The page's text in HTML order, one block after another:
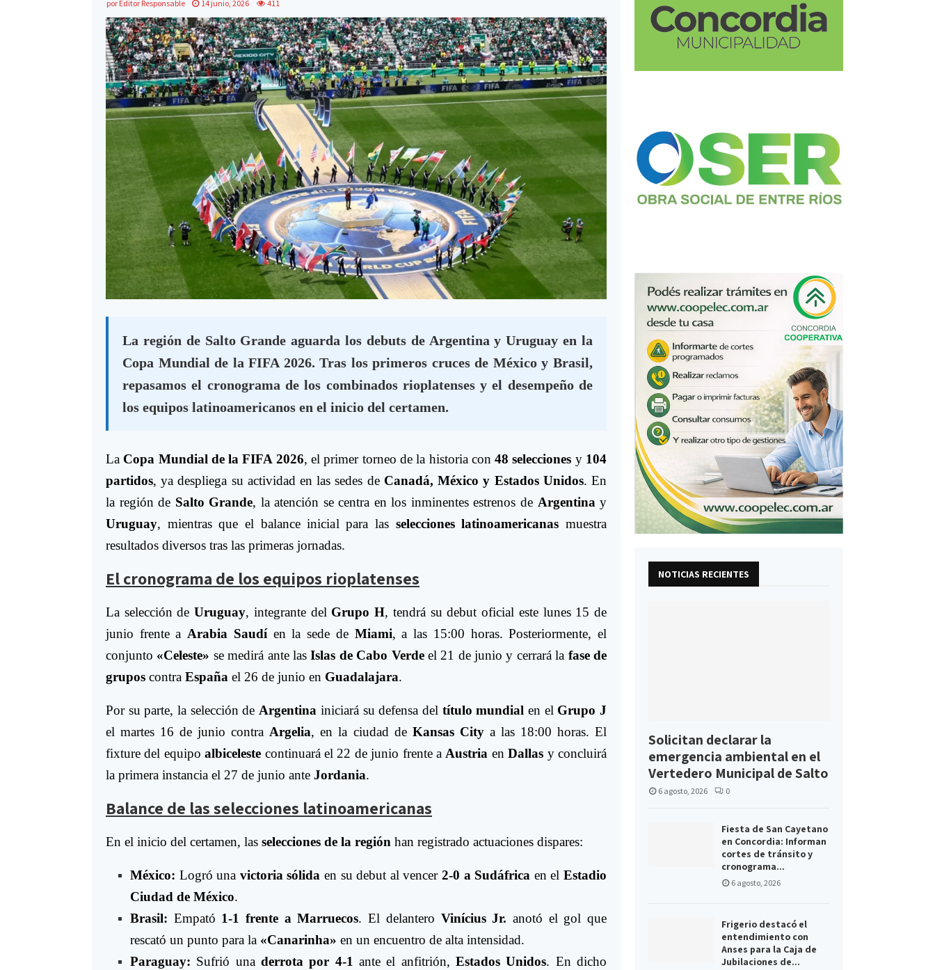
por Editor Responsable 14 junio, 2026 411
La región de Salto Grande aguarda los debuts de Argentina y Uruguay en la
Copa Mundial de la FIFA 2026. Tras los primeros cruces de México y Brasil,
repasamos el cronograma de los combinados rioplatenses y el desempeño de
los equipos latinoamericanos en el inicio del certamen.
La Copa Mundial de la FIFA 2026, el primer torneo de la historia con48 selecciones y 104
partidos, ya despliega su actividad en las sedes de Canadá, México y Estados Unidos. En
la región de Salto Grande, la atención se centra en los inminentes estrenos de Argentina y
Uruguay, mientras que el balance inicial para las selecciones latinoamericanas muestra
resultados diversos tras las primeras jornadas.
El cronograma de los equipos rioplatenses
La selección deUruguay, integrante del Grupo H, tendrá su debut oficial este lunes 15 de
junio frente a Arabia Saudíen la sede de Miami, a las 15:00 horas. Posteriormente, el
conjunto «Celeste» se medirá ante lasIslas de Cabo Verdeel 21 de junio y cerrará la fase de
grupos contra España el 26 de junio en Guadalajara.
Por su parte, la selección de Argentina iniciará su defensa del título mundial en el Grupo J
el martes 16 de junio contra Argelia, en la ciudad de Kansas Citya las 18:00 horas. El
fixture del equipoalbiceleste continuará el 22 de junio frente a Austria enDallas y concluirá
la primera instancia el 27 de junio ante Jordania.
Balance de las selecciones latinoamericanas
En el inicio del certamen, las selecciones de la región han registrado actuaciones dispares:
México: Logró una victoria sólida en su debut al vencer2-0 a Sudáfrica en elEstadio
Ciudad de México.
Brasil: Empató 1-1 frente a Marruecos. El delantero Vinícius Jr. anotó el gol que
rescató un punto para la «Canarinha» en un encuentro de alta intensidad.
Paraguay: Sufrió una derrota por 4-1 ante el anfitrión,Estados Unidos. En dicho
NOTICIAS RECIENTES
Solicitan declarar la
emergencia ambiental en el
Vertedero Municipal de Salto
6 agosto, 2026 0
Fiesta de San Cayetano
en Concordia: Informan
cortes de tránsito y
cronograma...
6 agosto, 2026
Frigerio destacó el
entendimiento con
Anses para la Caja de
Jubilaciones de...